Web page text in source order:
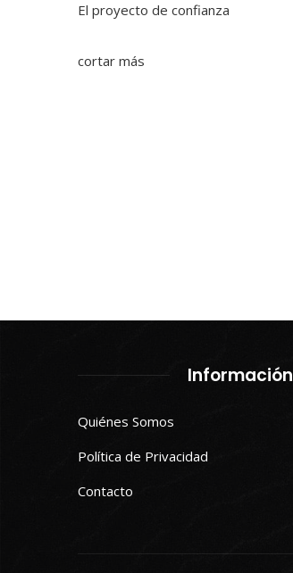
El proyecto de confianza
cortar más
Información
Quiénes Somos
Política de Privacidad
Contacto